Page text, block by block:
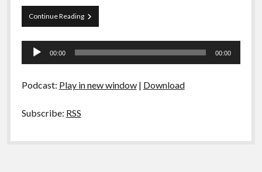
Continue ReadingCurva
de
–
Tocador
00:00 00:00
Podcast: Play in new window| Download
Subscribe: RSS